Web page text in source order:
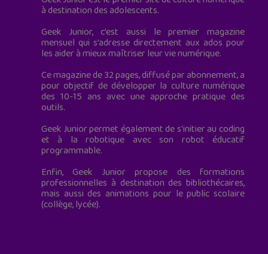
à destination des adolescents.
Geek Junior, c’est aussi le premier magazine
mensuel qui s’adresse directement aux ados pour
les aider à mieux maîtriser leur vie numérique.
Ce magazine de 32 pages, diffusé par abonnement, a
pour objectif de développer la culture numérique
des 10-15 ans avec une approche pratique des
outils.
Geek Junior permet également de s'initier au coding
et à la robotique avec son robot éducatif
programmable.
Enfin, Geek Junior propose des formations
professionnelles à destination des bibliothécaires,
mais aussi des animations pour le public scolaire
(collège, lycée).